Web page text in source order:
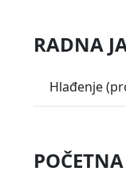
RADNA
Hlađenje